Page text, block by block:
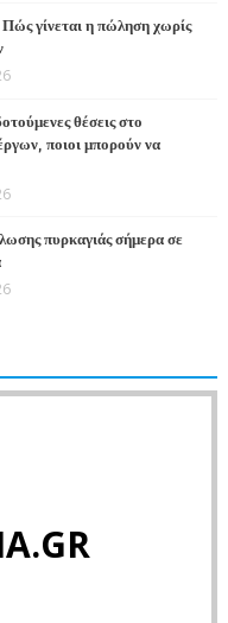
γίνεται η πώληση χωρίς
θέσεις στο
ποιοι μπορούν να
πυρκαγιάς σήμερα σε